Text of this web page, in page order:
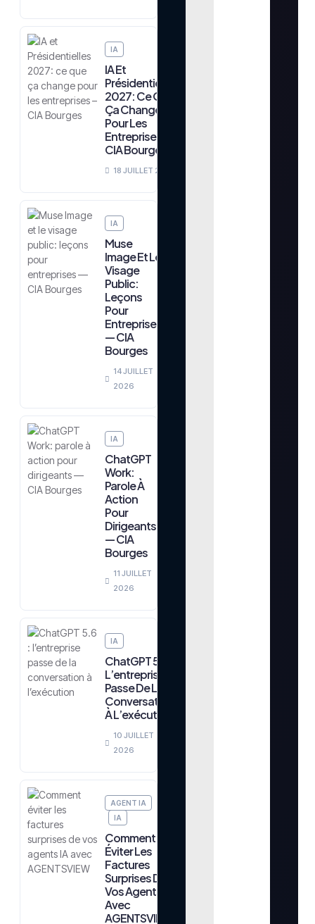
IA
IA Et
Présidentielles
2027: Ce Que
Ça Change
Pour Les
Entreprises –
CIA Bourges
18 JUILLET 2026
IA
Muse
Image Et Le
Visage
Public:
Leçons
Pour
Entreprises
— CIA
Bourges
14 JUILLET
2026
IA
ChatGPT
Work:
Parole À
Action
Pour
Dirigeants
— CIA
Bourges
11 JUILLET
2026
IA
ChatGPT 5.6 :
L’entreprise
Passe De La
Conversation
À L’exécution
10 JUILLET
2026
AGENT IA
IA
Comment
Éviter Les
Factures
Surprises De
Vos Agents IA
Avec
AGENTSVIEW